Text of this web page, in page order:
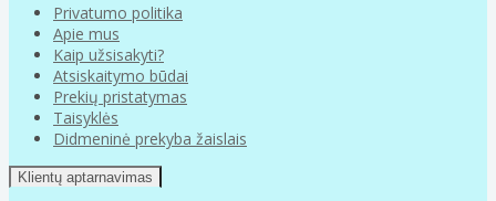
Privatumo politika
Apie mus
Kaip užsisakyti?
Atsiskaitymo būdai
Prekių pristatymas
Taisyklės
Didmeninė prekyba žaislais
Klientų aptarnavimas